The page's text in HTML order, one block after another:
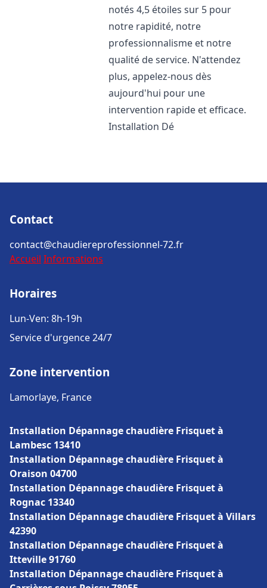
notés 4,5 étoiles sur 5 pour
notre rapidité, notre
professionnalisme et notre
qualité de service. N'attendez
plus, appelez-nous dès
aujourd'hui pour une
intervention rapide et efficace.
Installation Dé
Contact
contact@chaudiereprofessionnel-72.fr
Accueil Informations
Horaires
Lun-Ven: 8h-19h
Service d'urgence 24/7
Zone intervention
Lamorlaye, France
Installation Dépannage chaudière Frisquet à
Lambesc 13410
Installation Dépannage chaudière Frisquet à
Oraison 04700
Installation Dépannage chaudière Frisquet à
Rognac 13340
Installation Dépannage chaudière Frisquet à Villars
42390
Installation Dépannage chaudière Frisquet à
Itteville 91760
Installation Dépannage chaudière Frisquet à